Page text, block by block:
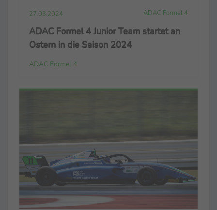
27.03.2024 ADAC Formel 4
ADAC Formel 4 Junior Team startet an
Ostern in die Saison 2024
ADAC Formel 4